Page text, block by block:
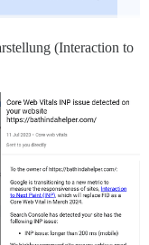
(Interaction to